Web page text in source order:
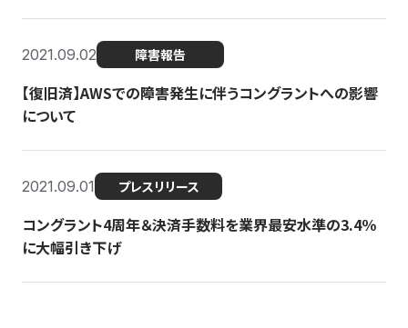
2021.09.02 障害報告
【復旧済】AWSでの障害発生に伴うコングラントへの影響
について
2021.09.01 プレスリリース
コングラント4周年＆決済手数料を業界最安水準の3.4％
に大幅引き下げ